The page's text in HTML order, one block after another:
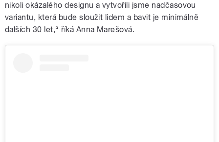
nikoli okázalého designu a vytvořili jsme nadčasovou
variantu, která bude sloužit lidem a bavit je minimálně
dalších 30 let,“ říká Anna Marešová.